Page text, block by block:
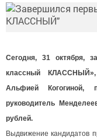
Сегодня, 31 октября,
классный
Альфией Когогиной,
руководитель
рублей.
Выдвижение кандидатов